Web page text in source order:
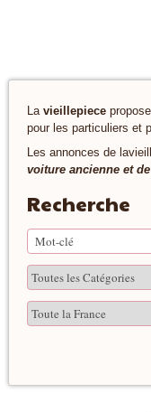
La vieillepiece
pour les particuliers et
Les annonces de
voiture ancienne et
Recherche